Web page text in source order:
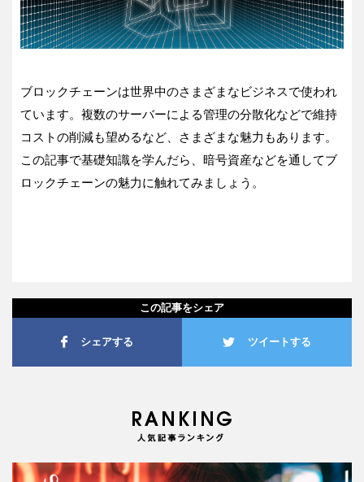
ブロックチェーンは世界中のさまざまなビジネスで使われ
ています。複数のサーバーによる管理の分散化などで維持
コストの削減も望めるなど、さまざまな魅力もあります。
この記事で基礎知識を学んだら、暗号資産などを通してブ
ロックチェーンの魅力に触れてみましょう。
この記事をシェア
シェアする ツイートする